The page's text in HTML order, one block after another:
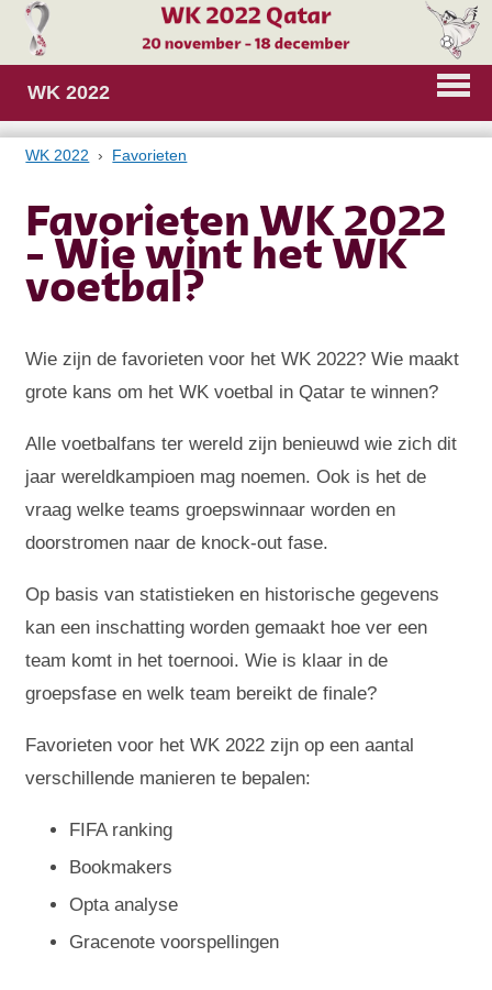
WK 2022
WK 2022 Favorieten
Favorieten WK 2022
- Wie wint het WK
voetbal?
Wie zijn de favorieten voor het WK 2022? Wie maakt
grote kans om het WK voetbal in Qatar te winnen?
Alle voetbalfans ter wereld zijn benieuwd wie zich dit
jaar wereldkampioen mag noemen. Ook is het de
vraag welke teams groepswinnaar worden en
doorstromen naar de knock-out fase.
Op basis van statistieken en historische gegevens
kan een inschatting worden gemaakt hoe ver een
team komt in het toernooi. Wie is klaar in de
groepsfase en welk team bereikt de finale?
Favorieten voor het WK 2022 zijn op een aantal
verschillende manieren te bepalen:
FIFA ranking
Bookmakers
Opta analyse
Gracenote voorspellingen